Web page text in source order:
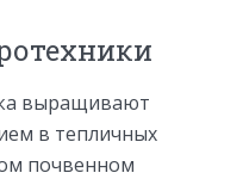
выращивают
в тепличных
почвенном